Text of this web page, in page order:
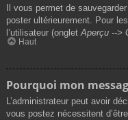
Il vous permet de
poster ultérieurement. Pour
l’utilisateur (onglet Aperçu -->
Haut
Pourquoi mon
L’administrateur peut avoir
vous postez nécessitent